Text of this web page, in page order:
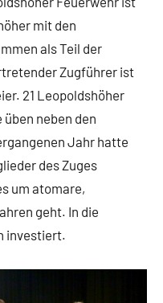
mit den
als Teil der
Zugführer ist
21 Leopoldshöher
üben neben den
Jahr hatte
des Zuges
um atomare,
geht. In die
investiert.